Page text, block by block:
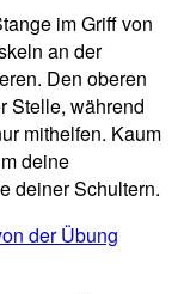
im Griff von
an der
Den oberen
Stelle, während
mithelfen. Kaum
deine
deiner Schultern.